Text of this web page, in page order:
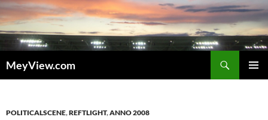
Zum
Inhalt
springen
MeyView.com
POLITICALSCENE,REFTLIGHT,ANNO 2008